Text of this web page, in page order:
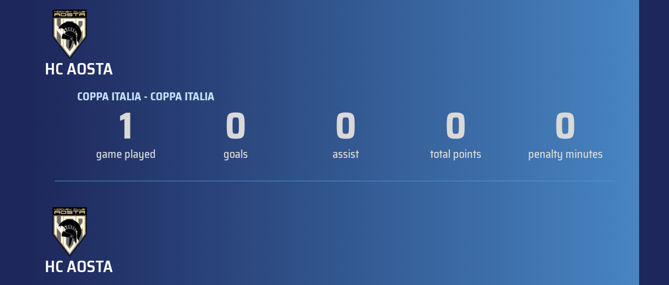
HC AOSTA
COPPA ITALIA - COPPA ITALIA
1
game played 0
goals 0
assist 0
total points 0
penalty minutes
HC AOSTA